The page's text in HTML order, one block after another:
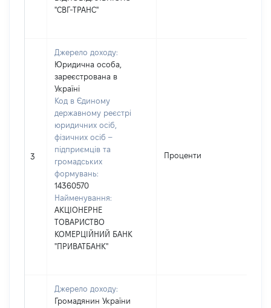
"СВГ-ТРАНС"
3
Джерело доходу:
Юридична особа,
зареєстрована в
Україні
Код в Єдиному
державному реєстрі
юридичних осіб,
фізичних осіб –
підприємців та
громадських
формувань:
14360570
Найменування:
АКЦІОНЕРНЕ
ТОВАРИСТВО
КОМЕРЦІЙНИЙ БАНК
"ПРИВАТБАНК"
Проценти
Джерело доходу:
Громадянин України